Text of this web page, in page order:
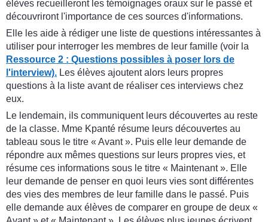
élèves recueilleront les témoignages oraux sur le passé et
découvriront l'importance de ces sources d'informations.
Elle les aide à rédiger une liste de questions intéressantes à
utiliser pour interroger les membres de leur famille (voir la
Ressource 2 : Questions possibles à poser lors de
l'interview). Les élèves ajoutent alors leurs propres
questions à la liste avant de réaliser ces interviews chez
eux.
Le lendemain, ils communiquent leurs découvertes au reste
de la classe. Mme Kpanté résume leurs découvertes au
tableau sous le titre « Avant ». Puis elle leur demande de
répondre aux mêmes questions sur leurs propres vies, et
résume ces informations sous le titre « Maintenant ». Elle
leur demande de penser en quoi leurs vies sont différentes
des vies des membres de leur famille dans le passé. Puis
elle demande aux élèves de comparer en groupe de deux «